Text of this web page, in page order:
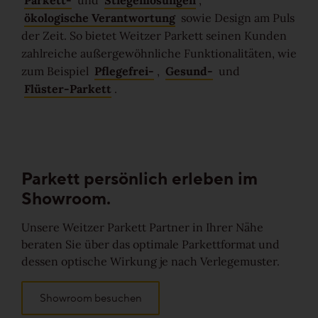
ökologische Verantwortung sowie Design am Puls
der Zeit. So bietet Weitzer Parkett seinen Kunden
zahlreiche außergewöhnliche Funktionalitäten, wie
zum Beispiel Pflegefrei- , Gesund- und
Flüster-Parkett .
Parkett persönlich erleben im
Showroom.
Unsere Weitzer Parkett Partner in Ihrer Nähe
beraten Sie über das optimale Parkettformat und
dessen optische Wirkung je nach Verlegemuster.
Showroom besuchen